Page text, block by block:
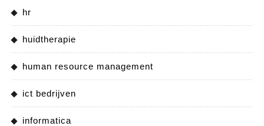
hr
huidtherapie
human resource management
ict bedrijven
informatica